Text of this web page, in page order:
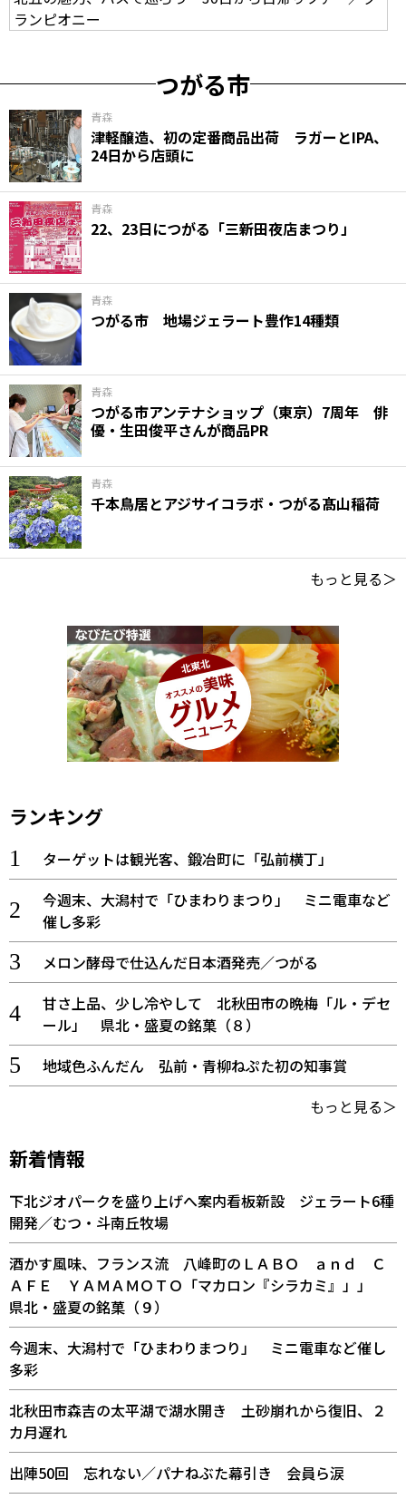
ランピオニー
つがる市
青森
津軽醸造、初の定番商品出荷 ラガーとIPA、
24日から店頭に
青森
22、23日につがる「三新田夜店まつり」
青森
つがる市 地場ジェラート豊作14種類
青森
つがる市アンテナショップ（東京）7周年 俳
優・生田俊平さんが商品PR
青森
千本鳥居とアジサイコラボ・つがる髙山稲荷
もっと見る＞
ランキング
ターゲットは観光客、鍛冶町に「弘前横丁」
今週末、大潟村で「ひまわりまつり」 ミニ電車など
催し多彩
メロン酵母で仕込んだ日本酒発売／つがる
甘さ上品、少し冷やして 北秋田市の晩梅「ル・デセ
ール」 県北・盛夏の銘菓（８）
地域色ふんだん 弘前・青柳ねぷた初の知事賞
もっと見る＞
新着情報
下北ジオパークを盛り上げへ案内看板新設 ジェラート6種
開発／むつ・斗南丘牧場
酒かす風味、フランス流 八峰町のＬＡＢＯ ａｎｄ Ｃ
ＡＦＥ ＹＡＭＡＭＯＴＯ「マカロン『シラカミ』」」
県北・盛夏の銘菓（９）
今週末、大潟村で「ひまわりまつり」 ミニ電車など催し
多彩
北秋田市森吉の太平湖で湖水開き 土砂崩れから復旧、２
カ月遅れ
出陣50回 忘れない／パナねぶた幕引き 会員ら涙